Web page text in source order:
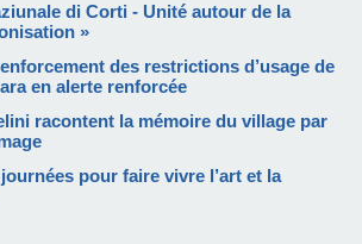
di Corti - Unité autour de la
»
des restrictions d’usage de
en alerte renforcée
racontent la mémoire du village par
pour faire vivre l’art et la